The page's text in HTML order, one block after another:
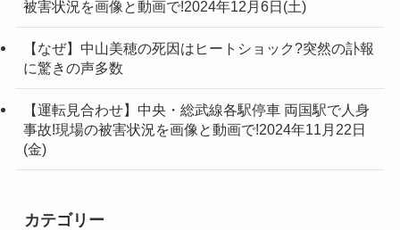
被害状況を画像と動画で!2024年12月6日(土)
【なぜ】中山美穂の死因はヒートショック?突然の訃報
に驚きの声多数
【運転見合わせ】中央・総武線各駅停車 両国駅で人身
事故!現場の被害状況を画像と動画で!2024年11月22日
(金)
カテゴリー